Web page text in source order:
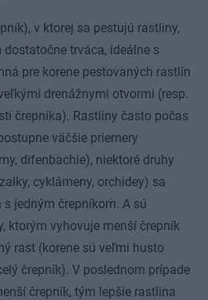
v ktorej sa pestujú rastliny,
trváca, ideálne s
pre korene pestovaných rastlín
drenážnymi otvormi (resp.
črepníka). Rastliny často počas
väčšie priemery
difenbachie), niektoré druhy
cyklámeny, orchidey) sa
jedným črepníkom. A sú
ktorým vyhovuje menší črepník
rast (korene sú veľmi husto
črepník). V poslednom prípade
črepník, tým lepšie rastlina